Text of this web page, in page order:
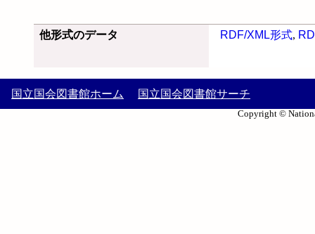
他形式のデータ RDF/XML形式,
国立国会図書館ホーム 国立国会図書館サーチ
Copyright ©